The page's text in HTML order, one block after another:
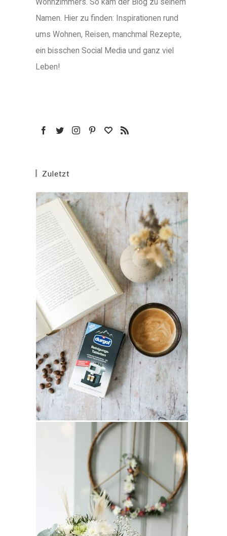
Namen. Hier zu finden: Inspirationen rund
ums Wohnen, Reisen, manchmal Rezepte,
ein bisschen Social Media und ganz viel
Leben!
Zuletzt